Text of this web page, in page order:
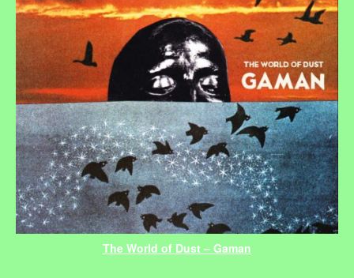
The World of Dust – Gaman